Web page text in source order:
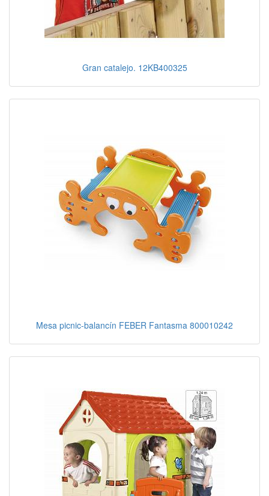
Gran catalejo. 12KB400325
Mesa picnic-balancín FEBER Fantasma 800010242